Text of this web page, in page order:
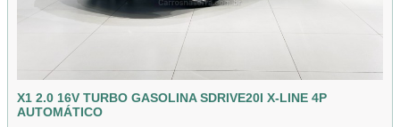
X1 2.0 16V TURBO GASOLINA SDRIVE20I X-LINE 4P
AUTOMÁTICO